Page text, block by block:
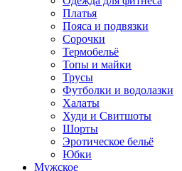
Платья
Пояса и подвязки
Сорочки
Термобельё
Топы и майки
Трусы
Футболки и водолазки
Халаты
Худи и Свитшоты
Шорты
Эротическое бельё
Юбки
Мужское